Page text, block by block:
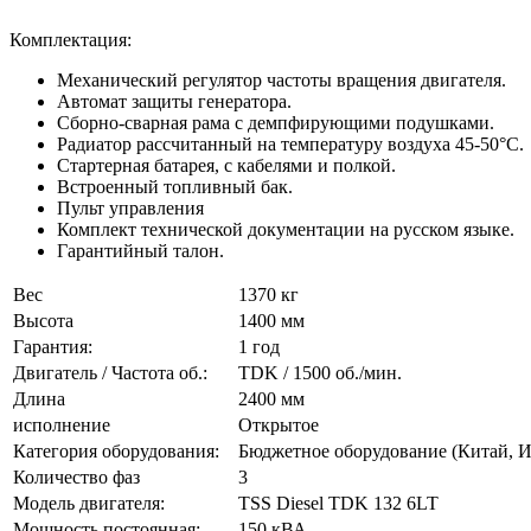
Комплектация:
Механический регулятор частоты вращения двигателя.
Автомат защиты генератора.
Сборно-сварная рама с демпфирующими подушками.
Радиатор рассчитанный на температуру воздуха 45-50°C.
Стартерная батарея, с кабелями и полкой.
Встроенный топливный бак.
Пульт управления
Комплект технической документации на русском языке.
Гарантийный талон.
Вес
1370 кг
Высота
1400 мм
Гарантия:
1 год
Двигатель / Частота об.:
TDK / 1500 об./мин.
Длина
2400 мм
исполнение
Открытое
Категория оборудования:
Бюджетное оборудование (Китай,
Количество фаз
3
Модель двигателя:
TSS Diesel TDK 132 6LT